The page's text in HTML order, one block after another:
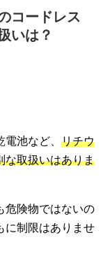
コードレス
いは？
池など、 リチウ
な取扱いはありま
危険物ではないの
に制限はありませ